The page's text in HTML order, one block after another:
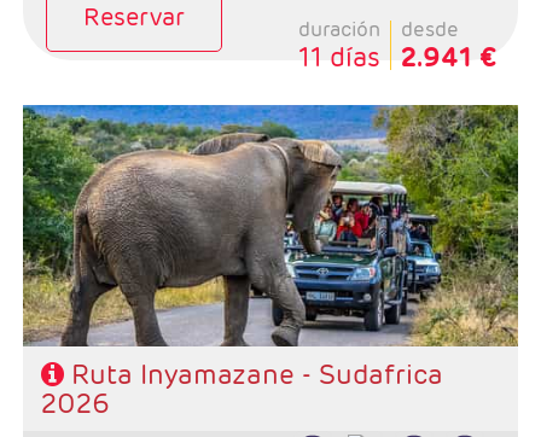
Reservar duración
11 días
desde
2.941 €
Salidas: Domingos
Ruta: 1 noche Johannesburgo + 2 Kruger + 1
Swazilandia + 2 Santa Lucia + 4 Ciudad del Cabo
Régimen: Alojamiento y desayuno + 2 cenas + 1
almuerzo
Hoteles: Select, Classic y Luxury
Ruta Inyamazane - Sudafrica
2026